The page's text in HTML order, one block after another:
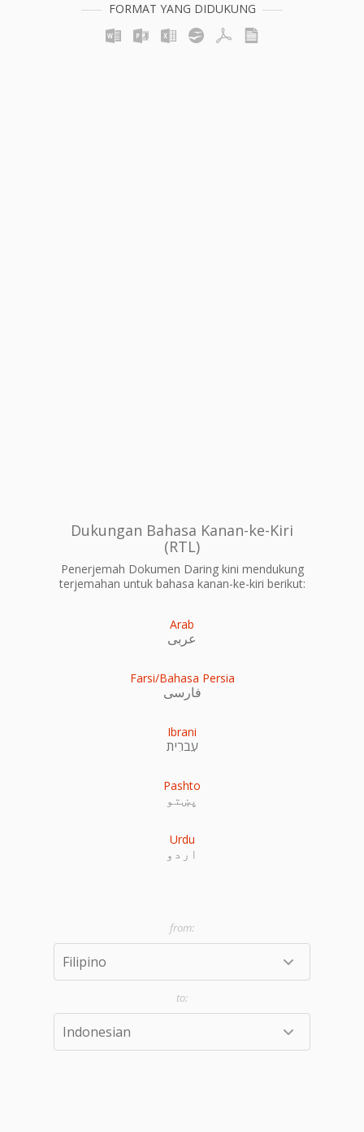
FORMAT YANG DIDUKUNG
Dukungan Bahasa Kanan-ke-Kiri
(RTL)
Penerjemah Dokumen Daring kini mendukung
terjemahan untuk bahasa kanan-ke-kiri berikut:
Arab
عربى
Farsi/Bahasa Persia
فارسی
Ibrani
עִברִית
Pashto
پښتو
Urdu
اردو